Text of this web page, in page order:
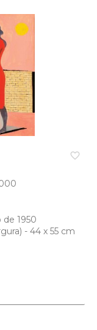
favorite_border
1950
- 44 x 55 cm